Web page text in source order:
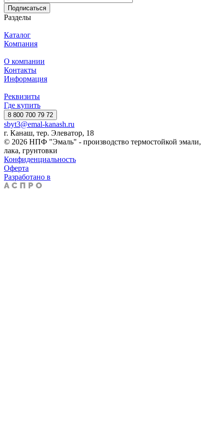
Подписаться
Разделы
Каталог
Компания
О компании
Контакты
Информация
Реквизиты
Где купить
8 800 700 79 72
sbyt3@emal-kanash.ru
г. Канаш, тер. Элеватор, 18
© 2026 НПФ "Эмаль" - производство термостойкой эмали,
лака, грунтовки
Конфиденциальность
Оферта
Разработано в